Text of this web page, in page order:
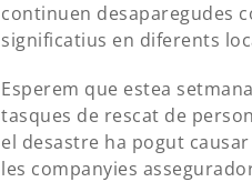
continuen desaparegudes
significatius en diferents
Esperem que estea
tasques de rescat de
el desastre ha pogut
les companyies